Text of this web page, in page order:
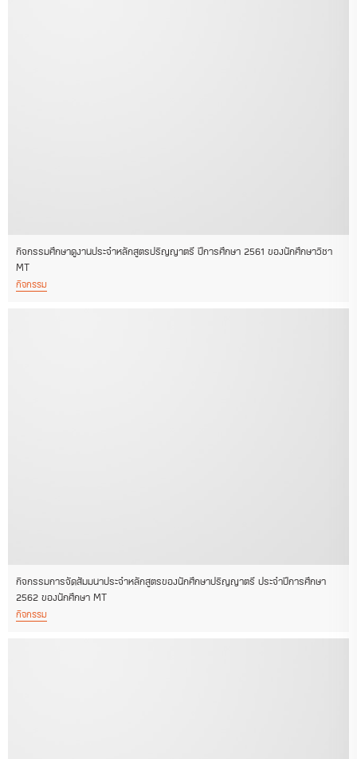
กิจกรรมศึกษาดูงานประจำหลักสูตรปริญญาตรี ปีการศึกษา 2561 ของนักศึกษาวิชา
MT
กิจกรรม
กิจกรรมการจัดสัมมนาประจำหลักสูตรของนักศึกษาปริญญาตรี ประจำปีการศึกษา
2562 ของนักศึกษา MT
กิจกรรม